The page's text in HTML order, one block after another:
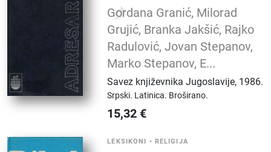
Gordana Granić, Milorad
Grujić, Branka Jakšić, Rajko
Radulović, Jovan Stepanov,
Marko Stepanov, E...
Savez književnika Jugoslavije, 1986.
Srpski. Latinica. Broširano.
15,32 €
LEKSIKONI • RELIGIJA